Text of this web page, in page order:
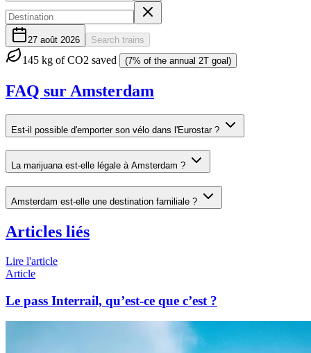
27 août 2026 Search trains
145 kg of CO2 saved (7% of the annual 2T goal)
FAQ sur Amsterdam
Est-il possible d'emporter son vélo dans l'Eurostar ?
La marijuana est-elle légale à Amsterdam ?
Amsterdam est-elle une destination familiale ?
Articles liés
Lire l'article
Article
Le pass Interrail, qu’est-ce que c’est ?